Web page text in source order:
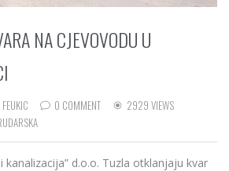
NA CJEVOVODU U
0 COMMENT
2929 VIEWS
i kanalizacija” d.o.o. Tuzla otklanjaju kvar